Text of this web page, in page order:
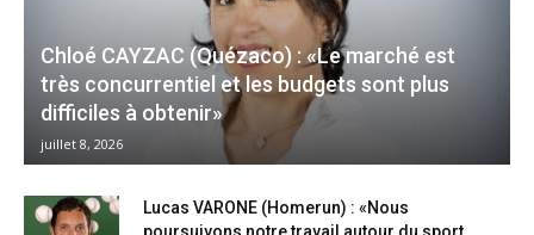
Chloé CAYZAC (Quézaco) : «Le marché est
très concurrentiel et les budgets sont plus
difficiles à obtenir»
juillet 8, 2026
Lucas VARONE (Homerun) : «Nous